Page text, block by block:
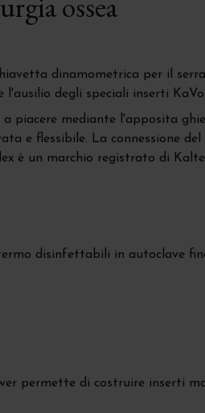
dinamometrica per il
l'ausilio degli speciali inserti
piacere mediante l'apposita
e flessibile. La connessione
è un marchio registrato di
disinfettabili in autoclave
permette di costruire inserti